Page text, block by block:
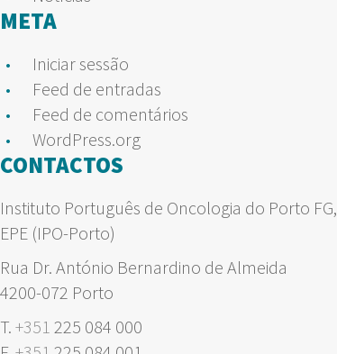
META
Iniciar sessão
Feed de entradas
Feed de comentários
WordPress.org
CONTACTOS
Instituto Português de Oncologia do Porto FG,
EPE (IPO-Porto)
Rua Dr. António Bernardino de Almeida
4200-072 Porto
T. +351 225 084 000